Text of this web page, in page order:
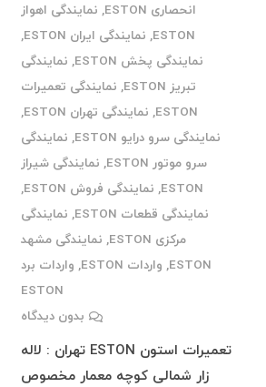
انحصاری ESTON
, نمایندگی اهواز
ESTON
, نمایندگی ایران ESTON
,
نمایندگی پخش ESTON
, نمایندگی
تبریز ESTON
, نمایندگی تعمیرات
ESTON
, نمایندگی تهران ESTON
,
نمایندگی سرو درایو ESTON
, نمایندگی
سرو موتور ESTON
, نمایندگی شیراز
ESTON
, نمایندگی فروش ESTON
,
نمایندگی قطعات ESTON
, نمایندگی
مرکزی ESTON
, نمایندگی مشهد
ESTON
, واردات ESTON , واردات برد
ESTON
بدون دیدگاه
تعمیرات استون ESTON تهران : لاله
زار شمالی کوچه معمار مخصوص